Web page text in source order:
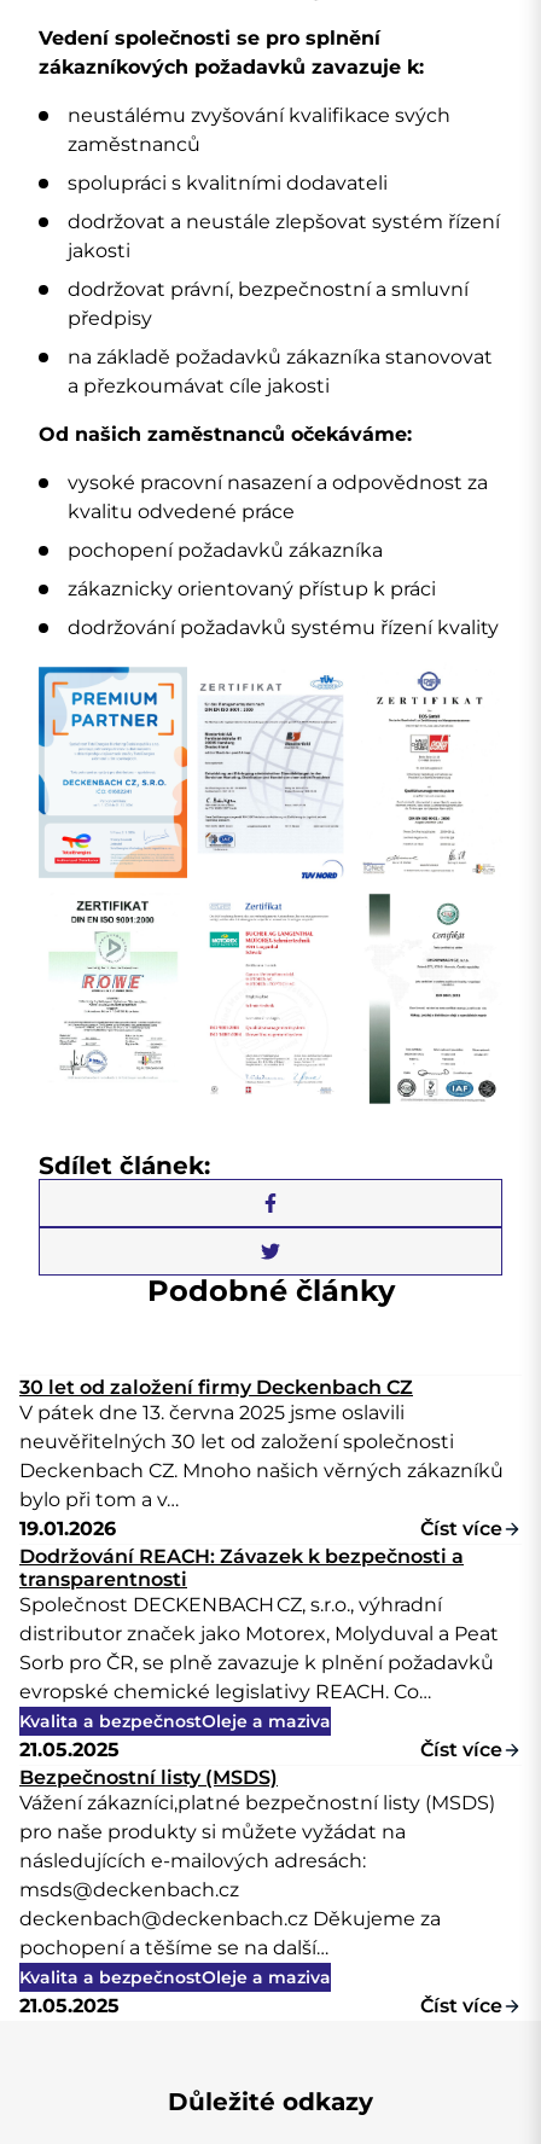
Vedení společnosti se pro splnění
zákazníkových požadavků zavazuje k:
neustálému zvyšování kvalifikace svých
zaměstnanců
spolupráci s kvalitními dodavateli
dodržovat a neustále zlepšovat systém řízení
jakosti
dodržovat právní, bezpečnostní a smluvní
předpisy
na základě požadavků zákazníka stanovovat
a přezkoumávat cíle jakosti
Od našich zaměstnanců očekáváme:
vysoké pracovní nasazení a odpovědnost za
kvalitu odvedené práce
pochopení požadavků zákazníka
zákaznicky orientovaný přístup k práci
dodržování požadavků systému řízení kvality
Sdílet článek:
Podobné články
30 let od založení firmy Deckenbach CZ
V pátek dne 13. června 2025 jsme oslavili
neuvěřitelných 30 let od založení společnosti
Deckenbach CZ. Mnoho našich věrných zákazníků
bylo při tom a v…
19.01.2026
Číst více
Dodržování REACH: Závazek k bezpečnosti a
transparentnosti
Společnost DECKENBACH CZ, s.r.o., výhradní
distributor značek jako Motorex, Molyduval a Peat
Sorb pro ČR, se plně zavazuje k plnění požadavků
evropské chemické legislativy REACH. Co…
Kvalita a bezpečnostOleje a maziva
21.05.2025
Číst více
Bezpečnostní listy (MSDS)
Vážení zákazníci,platné bezpečnostní listy (MSDS)
pro naše produkty si můžete vyžádat na
následujících e-mailových adresách:
msds@deckenbach.cz
deckenbach@deckenbach.cz Děkujeme za
pochopení a těšíme se na další…
Kvalita a bezpečnostOleje a maziva
21.05.2025 Číst více
Důležité odkazy